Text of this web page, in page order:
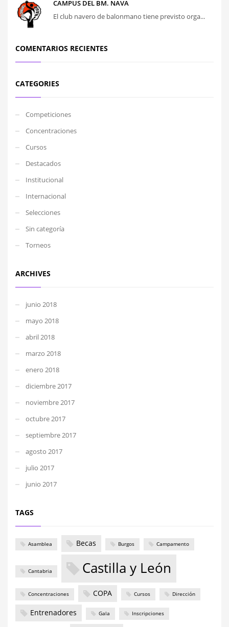
CAMPUS DEL BM. NAVA
El club navero de balonmano tiene previsto orga...
COMENTARIOS RECIENTES
CATEGORIES
Competiciones
Concentraciones
Cursos
Destacados
Institucional
Internacional
Selecciones
Sin categoría
Torneos
ARCHIVES
junio 2018
mayo 2018
abril 2018
marzo 2018
enero 2018
diciembre 2017
noviembre 2017
octubre 2017
septiembre 2017
agosto 2017
julio 2017
junio 2017
TAGS
Asamblea Becas Burgos Campamento
Cantabria Castilla y León
Concentraciones COPA Cursos Dirección
Entrenadores Gala Inscripciones